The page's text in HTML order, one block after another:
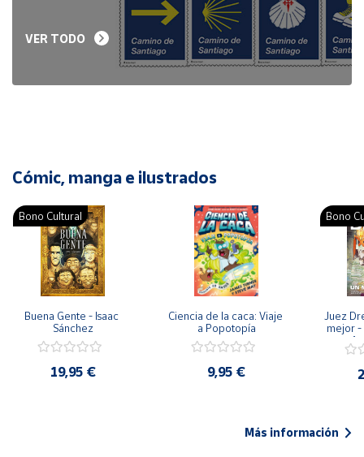
VER TODO
Cómic, manga e ilustrados
Bono Cultural
Buena Gente - Isaac
Sánchez
19,95 €
Ciencia de la caca: Viaje
a Popotopía
9,95 €
Bono
Juez
mejor -
Más información